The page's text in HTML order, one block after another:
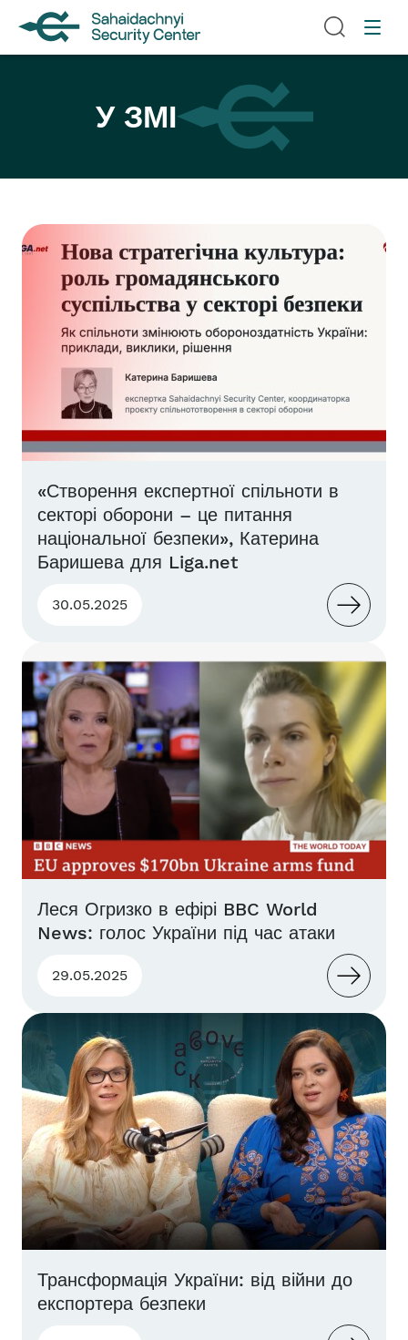
У ЗМІ
«Створення експертної спільноти в
секторі оборони – це питання
національної безпеки», Катерина
Баришева для Liga.net
30.05.2025
Леся Огризко в ефірі BBC World
News: голос України під час атаки
29.05.2025
Трансформація України: від війни до
експортера безпеки